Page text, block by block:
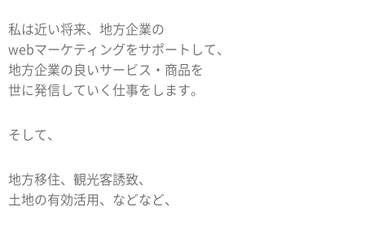
私は近い将来、地方企業の
webマーケティングをサポートして、
地方企業の良いサービス・商品を
世に発信していく仕事をします。
そして、
地方移住、観光客誘致、
土地の有効活用、などなど、